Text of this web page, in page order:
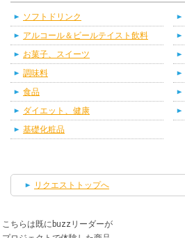
ソフトドリンク
アルコール＆ビールテイスト飲料
お菓子、スイーツ
調味料
食品
ダイエット、健康
基礎化粧品
リクエストトップへ
こちらは既にbuzzリーダーが